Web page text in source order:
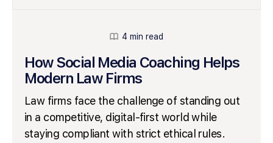
4 min read
How Social Media Coaching Helps
Modern Law Firms
Law firms face the challenge of standing out
in a competitive, digital-first world while
staying compliant with strict ethical rules.